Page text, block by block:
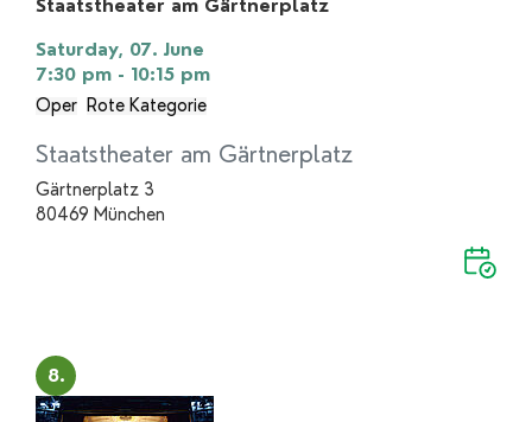
Staatstheater am Gärtnerplatz
Saturday, 07. June
7:30 pm - 10:15 pm
Oper Rote Kategorie
Staatstheater am Gärtnerplatz
Gärtnerplatz 3
80469 München
8.